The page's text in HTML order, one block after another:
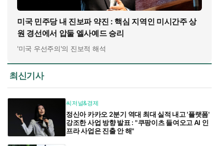
미국 민주당 내 진보파 약진 : 핵심 지역인 미시간주 상
원 경선에서 압둘 엘사예드 승리
'미국 우선주의'의 진보적 해석
최신기사
씨저널&경제
정신아 카카오 2분기 역대 최대 실적 내고 '플랫폼'
강조한 사업 방향 발표 : "쿠팡이츠 들여오고 AI 인
프라 사업은 진출 안 해"